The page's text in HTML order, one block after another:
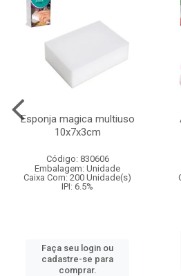
Esponja magica multiuso
10x7x3cm
Código: 830606
Embalagem: Unidade
Caixa Com: 200 Unidade(s)
IPI: 6.5%
Faça seu login ou
cadastre-se para
comprar.